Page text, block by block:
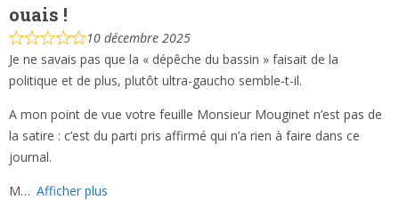
ouais !
10 décembre 2025
Je ne savais pas que la « dépêche du bassin » faisait de la
politique et de plus, plutôt ultra-gaucho semble-t-il.
A mon point de vue votre feuille Monsieur Mouginet n’est pas de
la satire : c’est du parti pris affirmé qui n’a rien à faire dans ce
journal.
M
Afficher plus